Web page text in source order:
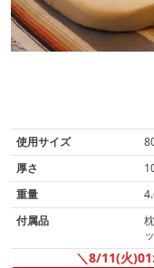
使用サイズ
厚さ
重量
付属品
＼8/11(火